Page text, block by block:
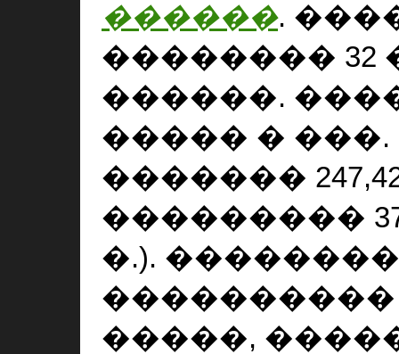
������.
��������
������.
����� �
�������
���������
�.).
�����,